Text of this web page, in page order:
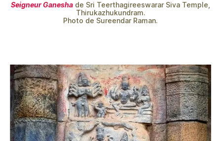
Seigneur Ganesha de Sri Teerthagireeswarar Siva Temple,
Thirukazhukundram.
Photo de Sureendar Raman.